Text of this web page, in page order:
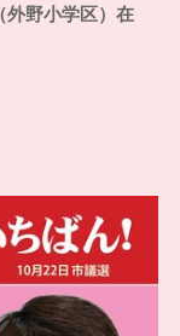
外野小学区）在